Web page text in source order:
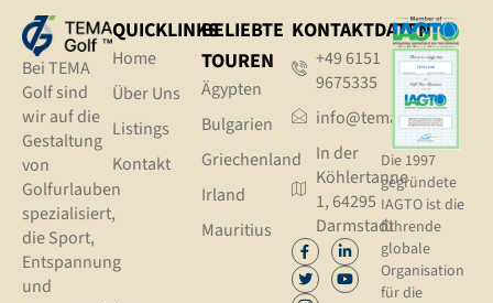
Bei TEMA
Golf sind
wir auf die
Gestaltung
von
Golfurlauben
spezialisiert,
die Sport,
Entspannung
und
QUICKLINKS
Home
Über Uns
Listings
Kontakt
BELIEBTE
TOUREN
Ägypten
Bulgarien
Griechenland
Irland
Mauritius
KONTAKTDATEN
+49 6151
9675335
info@tema.golf
In der
Köhlertanne
1, 64295
Darmstadt
Die 1997
gegründete
IAGTO ist die
führende
globale
Organisation
für die